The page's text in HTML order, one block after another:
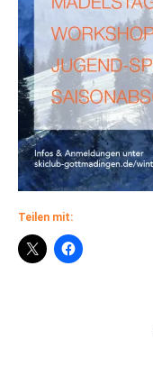
Teilen mit: